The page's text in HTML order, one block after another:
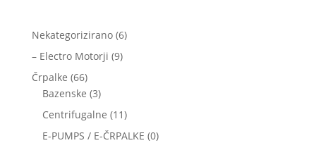
Nekategorizirano 66
– Electro Motorji 99
Črpalke 6666
izdelkov
Bazenske 33
izdelki
Centrifugalne 1111
izdelkov
E-PUMPS / E-ČRPALKE 00